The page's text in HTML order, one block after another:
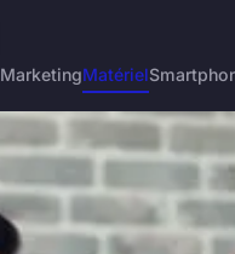
MarketingMatériel